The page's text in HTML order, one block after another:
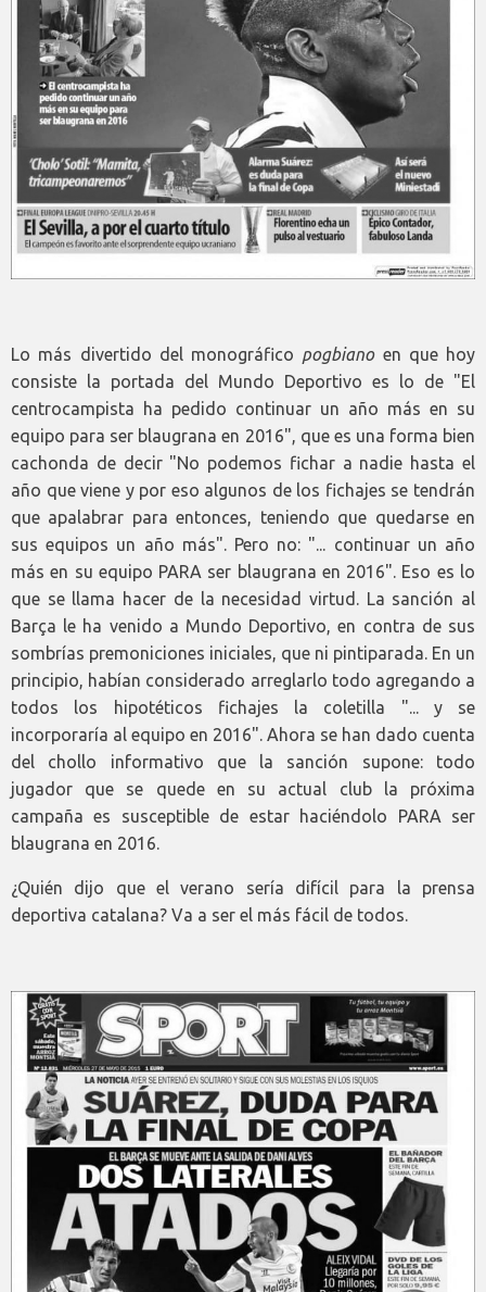
Lo más divertido del monográfico pogbianoen que hoy
consiste la portada del Mundo Deportivo es lo de "El
centrocampista ha pedido continuar un año más en su
equipo para ser blaugrana en 2016", que es una forma bien
cachonda de decir "No podemos fichar a nadie hasta el
año que viene y por eso algunos de los fichajes se tendrán
que apalabrar para entonces, teniendo que quedarse en
sus equipos un año más". Pero no: "... continuar un año
más en su equipo PARA ser blaugrana en 2016". Eso es lo
que se llama hacer de la necesidad virtud. La sanción al
Barça le ha venido a Mundo Deportivo, en contra de sus
sombrías premoniciones iniciales, que ni pintiparada. En un
principio, habían considerado arreglarlo todo agregando a
todos los hipotéticos fichajes la coletilla "... y se
incorporaría al equipo en 2016". Ahora se han dado cuenta
del chollo informativo que la sanción supone: todo
jugador que se quede en su actual club la próxima
campaña es susceptible de estar haciéndolo PARA ser
blaugrana en 2016.
¿Quién dijo que el verano sería difícil para la prensa
deportiva catalana? Va a ser el más fácil de todos.